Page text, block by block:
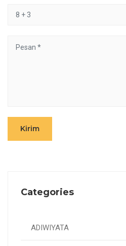
Kirim
Categories
ADIWIYATA